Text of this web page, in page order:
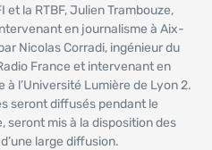
la RTBF, Julien Trambouze,
en journalisme à Aix-
Nicolas Corradi, ingénieur du
France et intervenant en
l’Université Lumière de Lyon 2.
seront diffusés pendant le
seront mis à la disposition des
large diffusion.